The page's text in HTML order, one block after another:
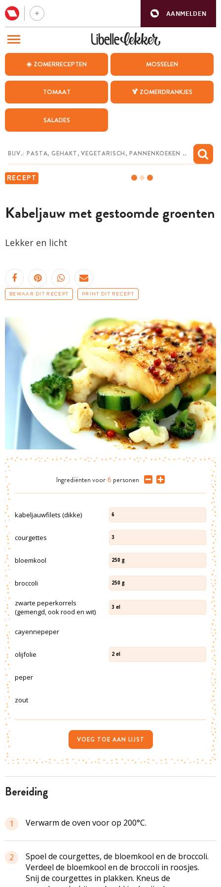
AANMELDEN
☀️ ZOMERRECEPTEN MOSSELEN
TOMAAT 🍹 ZOMERDRANKJES
SALADES
RECEPT
Kabeljauw met gestoomde groenten
Lekker en licht
BEWAAR DIT RECEPT PRINT DIT RECEPT
bereiding
1 Verwarm de oven voor op 200°C.
2
Spoel de courgettes, de bloemkool en de broccoli.
Verdeel de bloemkool en de broccoli in roosjes.
Snij de courgettes in plakken. Kneus de
Ingrediënten voor 6 personen
kabeljauwfilets (dikke) 6
courgettes 3
bloemkool 250 g
broccoli 250 g
zwarte peperkorrels
(gemengd, ook rood en wit)
3 el
cayennepeper
olijfolie 2 el
peper
zout
VOEG TOE AAN LIJST
BEZOEK ONZE ANDERE WEBSITES
WEEKMENU
CHAT MET MAIA
MIJN BEWAARDE RECEPTEN